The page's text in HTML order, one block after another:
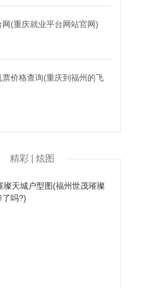
(重庆就业平台网站官网)
价格查询(重庆到福州的飞
精彩 | 炫图